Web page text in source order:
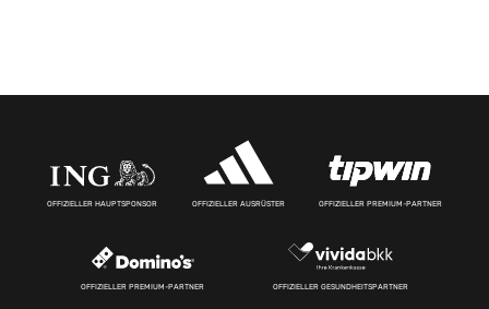
OFFIZIELLER HAUPTSPONSOR OFFIZIELLER AUSRÜSTER OFFIZIELLER PREMIUM-PARTNER
OFFIZIELLER PREMIUM-PARTNER OFFIZIELLER GESUNDHEITSPARTNER